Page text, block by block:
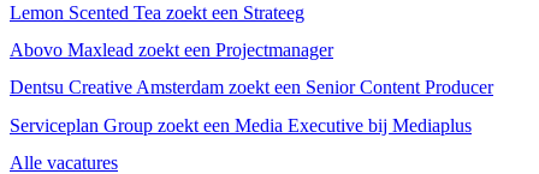
Lemon Scented Tea zoekt een Strateeg
Abovo Maxlead zoekt een Projectmanager
Dentsu Creative Amsterdam zoekt een Senior Content Producer
Serviceplan Group zoekt een Media Executive bij Mediaplus
Alle vacatures